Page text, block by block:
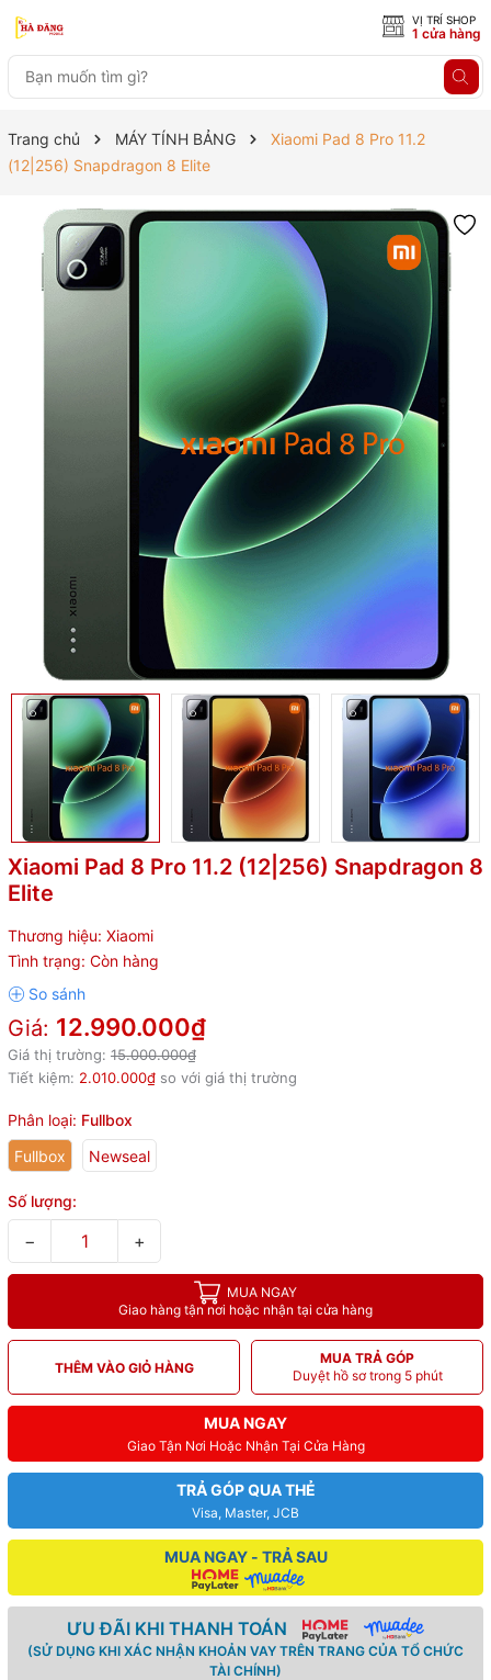
VỊ TRÍ SHOP
1 cửa hàng
Trang chủ MÁY TÍNH BẢNG
Xiaomi Pad 8 Pro 11.2
(12|256) Snapdragon 8 Elite
Xiaomi Pad 8 Pro 11.2 (12|256) Snapdragon 8
Elite
Thương hiệu: Xiaomi
Tình trạng: Còn hàng
Giá: 12.990.000₫
Giá thị trường: 15.000.000₫
Tiết kiệm: 2.010.000₫ so với giá thị trường
Phân loại: Fullbox
Fullbox
Newseal
Số lượng:
− +
MUA NGAY
Giao hàng tận nơi hoặc nhận tại cửa hàng
THÊM VÀO GIỎ HÀNG
MUA TRẢ GÓP
Duyệt hồ sơ trong 5 phút
MUA NGAY
Giao Tận Nơi Hoặc Nhận Tại Cửa Hàng
TRẢ GÓP QUA THẺ
Visa, Master, JCB
MUA NGAY - TRẢ SAU
ƯU ĐÃI KHI THANH TOÁN
(SỬ DỤNG KHI XÁC NHẬN KHOẢN VAY TRÊN TRANG CỦA TỔ CHỨC
TÀI CHÍNH)